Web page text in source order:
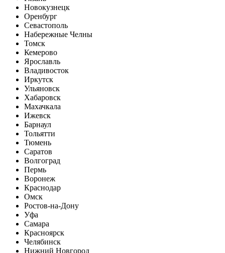
Новокузнецк
Оренбург
Севастополь
Набережные Челны
Томск
Кемерово
Ярославль
Владивосток
Иркутск
Ульяновск
Хабаровск
Махачкала
Ижевск
Барнаул
Тольятти
Тюмень
Саратов
Волгоград
Пермь
Воронеж
Краснодар
Омск
Ростов-на-Дону
Уфа
Самара
Красноярск
Челябинск
Нижний Новгород